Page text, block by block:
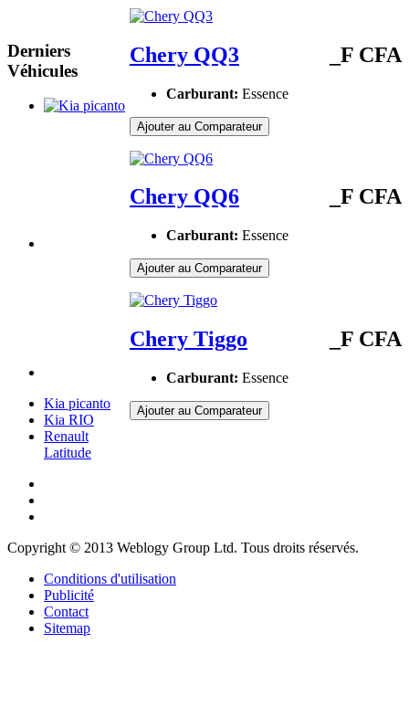
Chery QQ3 _F CFA
Carburant: Essence
Ajouter au Comparateur
Chery QQ6 _F CFA
Carburant: Essence
Ajouter au Comparateur
Chery Tiggo _F CFA
Carburant: Essence
Ajouter au Comparateur
Derniers
Véhicules
Kia picanto
Kia RIO
Renault
Latitude
Copyright © 2013 Weblogy Group Ltd. Tous droits réservés.
Conditions d'utilisation
Publicité
Contact
Sitemap